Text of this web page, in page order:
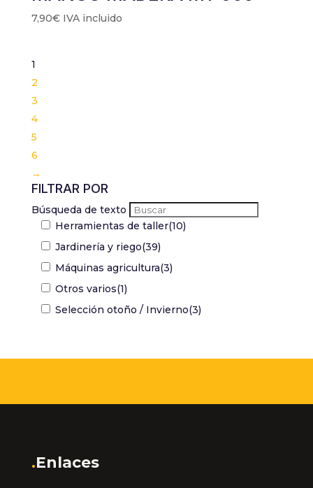
7,90€ IVA incluido
1
2
3
4
5
6
→
FILTRAR POR
Búsqueda de texto
Herramientas de taller(10)
Jardinería y riego(39)
Máquinas agricultura(3)
Otros varios(1)
Selección otoño / Invierno(3)
.Enlaces